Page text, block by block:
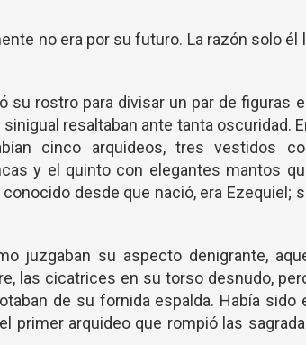
no era por su futuro. La razón solo él
su rostro para divisar un par de figuras
resaltaban ante tanta oscuridad.
cinco arquideos, tres vestidos
y el quinto con elegantes mantos
desde que nació, era Ezequiel;
juzgaban su aspecto denigrante,
las cicatrices en su torso desnudo,
de su fornida espalda. Había sido
primer arquideo que rompió las